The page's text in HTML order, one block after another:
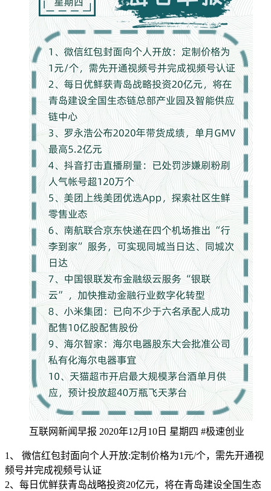
互联网新闻早报 2020年12月10日 星期四 #极速创业
1、 微信红包封面向个人开放:定制价格为1元/个，需先开通视
频号并完成视频号认证
2、每日优鲜获青岛战略投资20亿元，将在青岛建设全国生态